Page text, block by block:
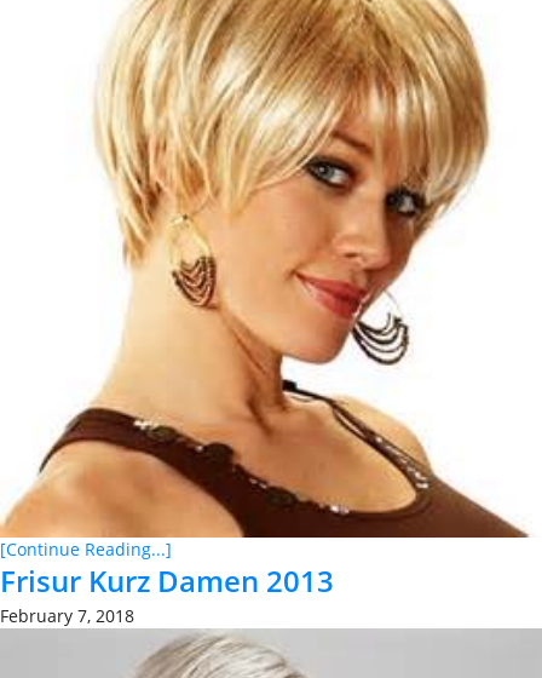
[Continue Reading...]
Frisur Kurz Damen 2013
February 7, 2018